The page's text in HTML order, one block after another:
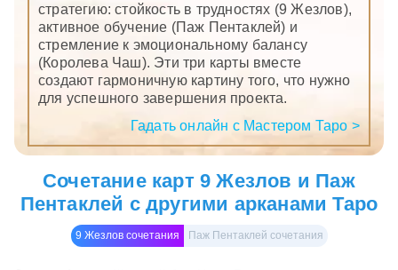
стратегию: стойкость в трудностях (9 Жезлов),
активное обучение (Паж Пентаклей) и
стремление к эмоциональному балансу
(Королева Чаш). Эти три карты вместе
создают гармоничную картину того, что нужно
для успешного завершения проекта.
Гадать онлайн с Мастером Таро >
Сочетание карт 9 Жезлов и Паж
Пентаклей с другими арканами Таро
9 Жезлов сочетания Паж Пентаклей сочетания